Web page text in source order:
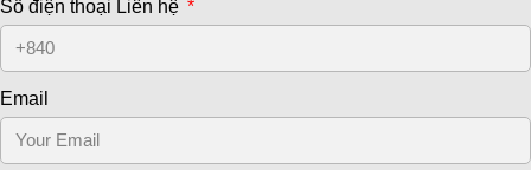
Số điện thoại Liên hệ
Email